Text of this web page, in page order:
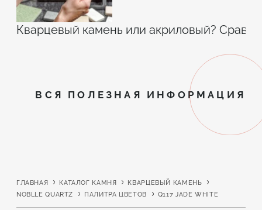
Кварцевый камень или акриловый?
ВСЯ ПОЛЕЗНАЯ ИНФОРМАЦИЯ
ГЛАВНАЯ КАТАЛОГ КАМНЯ
КВАРЦЕВЫЙ КАМЕНЬ
NOBLLE QUARTZ
ПАЛИТРА ЦВЕТОВ Q117 JADE WHITE